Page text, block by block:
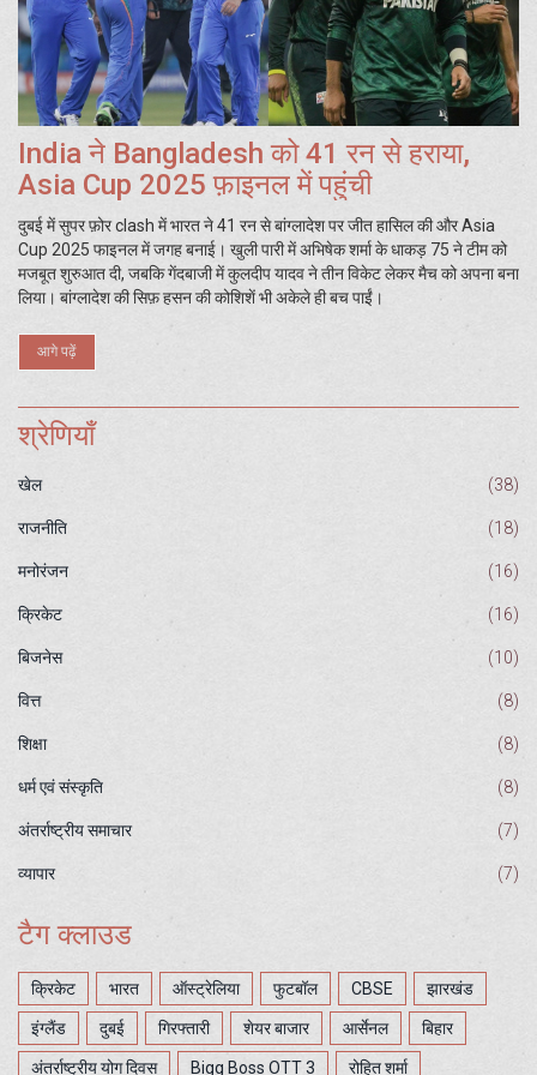
India ने Bangladesh को 41 रन से हराया,
Asia Cup 2025 फ़ाइनल में पहुंची
दुबई में सुपर फ़ोर clash में भारत ने 41 रन से बांग्लादेश पर जीत हासिल की और Asia
Cup 2025 फाइनल में जगह बनाई। खुली पारी में अभिषेक शर्मा के धाकड़ 75 ने टीम को
मजबूत शुरुआत दी, जबकि गेंदबाजी में कुलदीप यादव ने तीन विकेट लेकर मैच को अपना बना
लिया। बांग्लादेश की सिफ़ हसन की कोशिशें भी अकेले ही बच पाईं।
आगे पढ़ें
श्रेणियाँ
खेल (38)
राजनीति (18)
मनोरंजन (16)
क्रिकेट (16)
बिजनेस (10)
वित्त (8)
शिक्षा (8)
धर्म एवं संस्कृति (8)
अंतर्राष्ट्रीय समाचार (7)
व्यापार (7)
टैग क्लाउड
क्रिकेट भारत ऑस्ट्रेलिया फुटबॉल CBSE झारखंड
इंग्लैंड दुबई गिरफ्तारी शेयर बाजार आर्सेनल बिहार
अंतर्राष्ट्रीय योग दिवस Bigg Boss OTT 3 रोहित शर्मा